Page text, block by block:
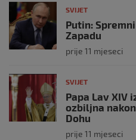
SVIJET
Putin:
Zapadu
prije 11 mjeseci
SVIJET
Papa Lav XIV
ozbiljna
Dohu
prije 11 mjeseci